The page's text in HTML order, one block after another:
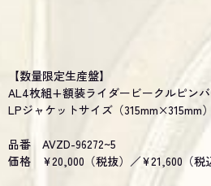
【数量限定生産盤】
AL4枚組+額装ライダービークルピン
LPジャケットサイズ（315mm×315mm）
品番 AVZD-96272~5
価格 ¥20,000（税抜）／¥21,600（税